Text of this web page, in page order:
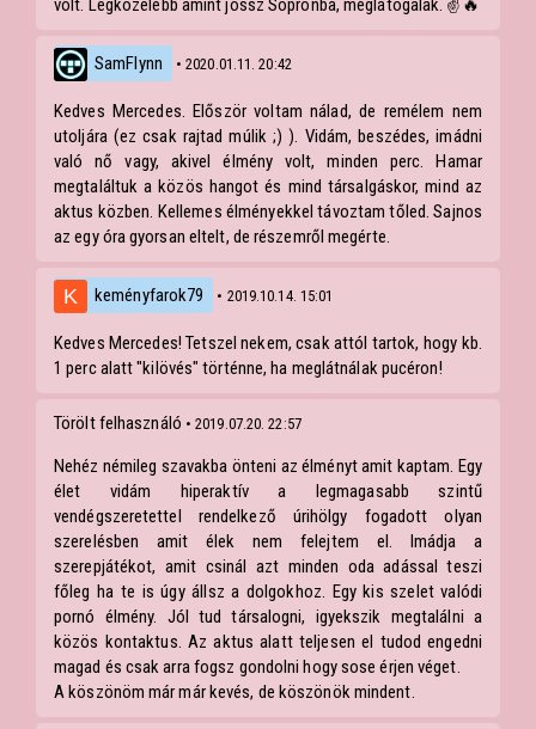
volt. Legközelebb amint jössz Sopronba, meglátogalak. ✌️🔥
SamFlynn • 2020.01.11. 20:42
Kedves Mercedes. Először voltam nálad, de remélem nem
utoljára (ez csak rajtad múlik ;) ). Vidám, beszédes, imádni
való nő vagy, akivel élmény volt, minden perc. Hamar
megtaláltuk a közös hangot és mind társalgáskor, mind az
aktus közben. Kellemes élményekkel távoztam tőled. Sajnos
az egy óra gyorsan eltelt, de részemről megérte.
keményfarok79 • 2019.10.14. 15:01
Kedves Mercedes! Tetszel nekem, csak attól tartok, hogy kb.
1 perc alatt "kilövés" történne, ha meglátnálak pucéron!
Törölt felhasználó • 2019.07.20. 22:57
Nehéz némileg szavakba önteni az élményt amit kaptam. Egy
élet vidám hiperaktív a legmagasabb szintű
vendégszeretettel rendelkező úrihölgy fogadott olyan
szerelésben amit élek nem felejtem el. Imádja a
szerepjátékot, amit csinál azt minden oda adással teszi
főleg ha te is úgy állsz a dolgokhoz. Egy kis szelet valódi
pornó élmény. Jól tud társalogni, igyekszik megtalálni a
közös kontaktus. Az aktus alatt teljesen el tudod engedni
magad és csak arra fogsz gondolni hogy sose érjen véget.
A köszönöm már már kevés, de köszönök mindent.